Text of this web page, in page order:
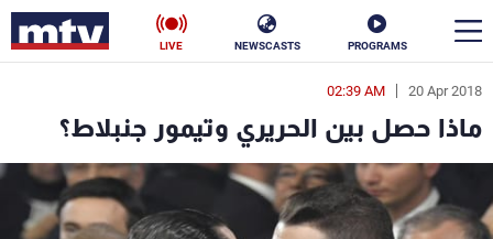
PROGRAMS
NEWSCASTS
LIVE
20 Apr 2018
02:39 AM
ماذا حصل بين الحريري وتيمور جنبلاط؟
en
الأخبار
سياسة